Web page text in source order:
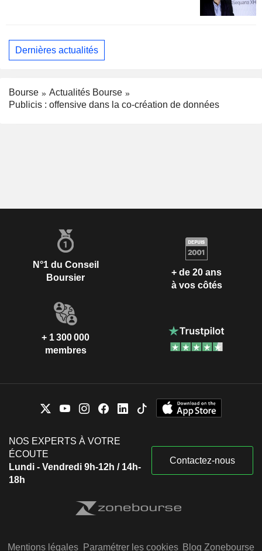
Dernières actualités
Bourse
Actualités Bourse
Publicis : offensive dans la co-création de données
N°1 du Conseil
Boursier
+ de 20 ans
à vos côtés
+ 1 300 000
membres
NOS EXPERTS À VOTRE
ÉCOUTE
Lundi - Vendredi 9h-12h / 14h-
18h
Contactez-nous
Mentions légales Paramétrer les cookies Blog Zonebourse